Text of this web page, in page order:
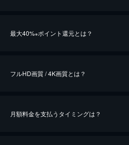
最大40%※ポイント還元とは？
※40％ポイント還元の対象は、クレジットカード決
iOSアプリのUコイン決済による作品の購入 / レ
フルHD画質 / 4K画質とは？
月額料金を支払うタイミングは？